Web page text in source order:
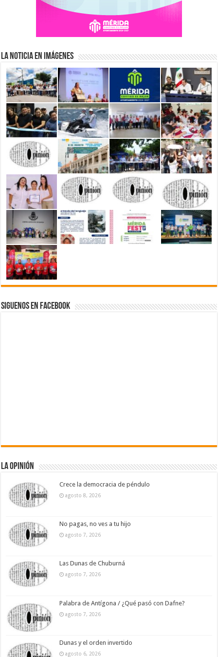
La Noticia en Imágenes
Siguenos en Facebook
La Opinión
Crece la democracia de péndulo
agosto 8, 2026
No pagas, no ves a tu hijo
agosto 7, 2026
Las Dunas de Chuburná
agosto 7, 2026
Palabra de Antígona / ¿Qué pasó con Dafne?
agosto 7, 2026
Dunas y el orden invertido
agosto 6, 2026